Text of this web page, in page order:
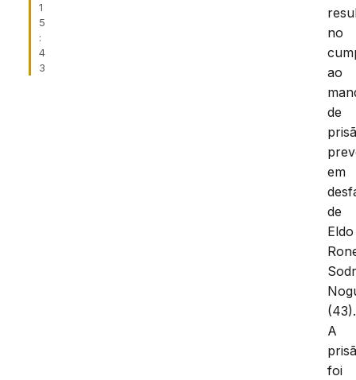
1
5
:
4
3
no
ao
de
em
de
Eldo
(43).
A
foi